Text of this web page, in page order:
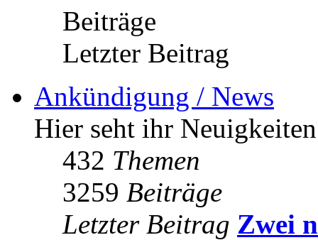
Beiträge
Letzter Beitrag
Ankündigung / News
Hier seht ihr
432 Themen
3259 Beiträge
Letzter Beitrag Zwei